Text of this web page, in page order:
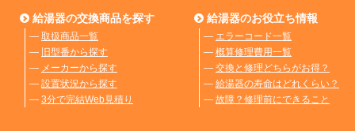
給湯器の交換商品を探す
― 取扱商品一覧
― 旧型番から探す
― メーカーから探す
― 設置状況から探す
― 3分で完結Web見積り
給湯器のお役立ち情報
― エラーコード一覧
― 概算修理費用一覧
― 交換と修理どちらがお得？
― 給湯器の寿命はどれくらい？
― 故障？修理前にできること